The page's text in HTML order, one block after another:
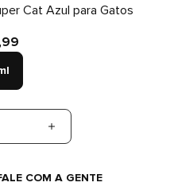
Cat Azul para Gatos
COM A GENTE